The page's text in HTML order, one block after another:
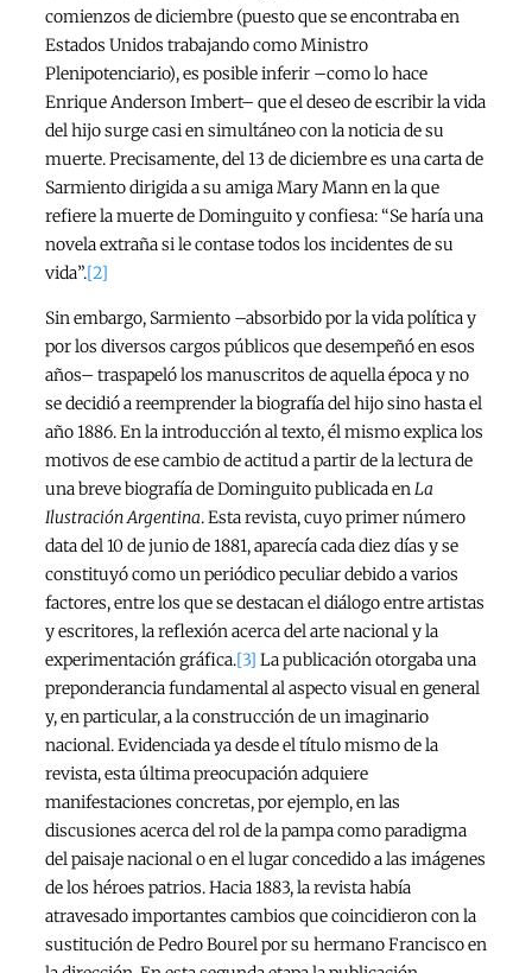
comienzos de diciembre (puesto que se encontraba en
Estados Unidos trabajando como Ministro
Plenipotenciario), es posible inferir –como lo hace
Enrique Anderson Imbert– que el deseo de escribir la vida
del hijo surge casi en simultáneo con la noticia de su
muerte. Precisamente, del 13 de diciembre es una carta de
Sarmiento dirigida a su amiga Mary Mann en la que
refiere la muerte de Dominguito y confiesa: “Se haría una
novela extraña si le contase todos los incidentes de su
vida”.[2]
Sin embargo, Sarmiento –absorbido por la vida política y
por los diversos cargos públicos que desempeñó en esos
años– traspapeló los manuscritos de aquella época y no
se decidió a reemprender la biografía del hijo sino hasta el
año 1886. En la introducción al texto, él mismo explica los
motivos de ese cambio de actitud a partir de la lectura de
una breve biografía de Dominguito publicada enLa
Ilustración Argentina. Esta revista, cuyo primer número
data del 10 de junio de 1881, aparecía cada diez días y se
constituyó como un periódico peculiar debido a varios
factores, entre los que se destacan el diálogo entre artistas
y escritores, la reflexión acerca del arte nacional y la
experimentación gráfica.[3] La publicación otorgaba una
preponderancia fundamental al aspecto visual en general
y, en particular, a la construcción de un imaginario
nacional. Evidenciada ya desde el título mismo de la
revista, esta última preocupación adquiere
manifestaciones concretas, por ejemplo, en las
discusiones acerca del rol de la pampa como paradigma
del paisaje nacional o en el lugar concedido a las imágenes
de los héroes patrios. Hacia 1883, la revista había
atravesado importantes cambios que coincidieron con la
sustitución de Pedro Bourel por su hermano Francisco en